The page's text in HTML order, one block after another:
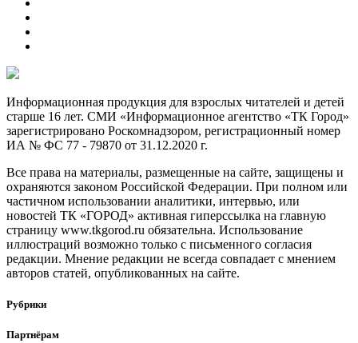
Информационная продукция для взрослых читателей и детей
старше 16 лет. СМИ «Информационное агентство «ТК Город»
зарегистрировано Роскомнадзором, регистрационный номер
ИА № ФС 77 - 79870 от 31.12.2020 г.
Все права на материалы, размещенные на сайте, защищены и
охраняются законом Российской Федерации. При полном или
частичном использовании аналитики, интервью, или
новостей ТК «ГОРОД» активная гиперссылка на главную
страницу www.tkgorod.ru обязательна. Использование
иллюстраций возможно только с письменного согласия
редакции. Мнение редакции не всегда совпадает с мнением
авторов статей, опубликованных на сайте.
Рубрики
Партнёрам